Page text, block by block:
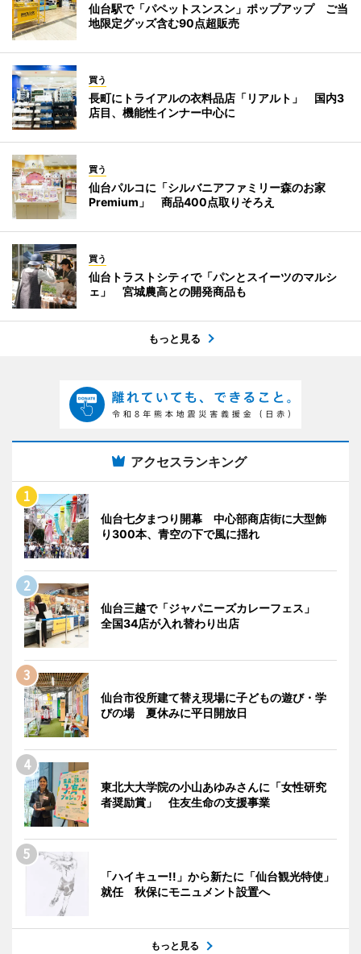
仙台駅で「パペットスンスン」ポップアップ ご当
地限定グッズ含む90点超販売
買う
長町にトライアルの衣料品店「リアルト」 国内3
店目、機能性インナー中心に
買う
仙台パルコに「シルバニアファミリー森のお家
Premium」 商品400点取りそろえ
買う
仙台トラストシティで「パンとスイーツのマルシ
ェ」 宮城農高との開発商品も
もっと見る
アクセスランキング
仙台七夕まつり開幕 中心部商店街に大型飾
り300本、青空の下で風に揺れ
仙台三越で「ジャパニーズカレーフェス」
全国34店が入れ替わり出店
仙台市役所建て替え現場に子どもの遊び・学
びの場 夏休みに平日開放日
東北大大学院の小山あゆみさんに「女性研究
者奨励賞」 住友生命の支援事業
「ハイキュー!!」から新たに「仙台観光特使」
就任 秋保にモニュメント設置へ
もっと見る